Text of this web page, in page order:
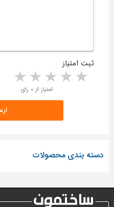
ثبت امتیاز
4 stars 3 stars 2 stars 1 star امتیاز از ۰ رای
دسته بندی محصولات